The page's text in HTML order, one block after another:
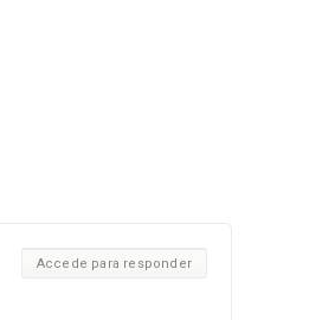
Accede para responder